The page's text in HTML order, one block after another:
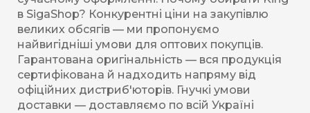
в SigaShop? Конкурентні ціни на закупівлю
великих обсягів — ми пропонуємо
найвигідніші умови для оптових покупців.
Гарантована оригінальність — вся продукція
сертифікована й надходить напряму від
офіційних дистриб'юторів. Гнучкі умови
доставки — доставляємо по всій Україні